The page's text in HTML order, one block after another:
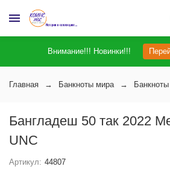
Внимание!!! Новинки!!!
Главная Банкноты мира
Бангладеш 50 так 2022
UNC
Артикул: 44807